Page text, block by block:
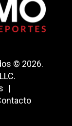
© 2026.